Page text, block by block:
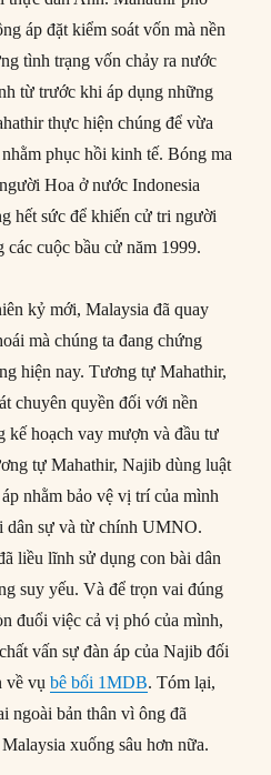
áp đặt kiểm soát vốn mà nền
tình trạng vốn chảy ra nước
từ trước khi áp dụng những
thực hiện chúng để vừa
phục hồi kinh tế. Bóng ma
Hoa ở nước Indonesia
hết sức để khiến cử tri người
cuộc bầu cử năm 1999.
kỷ mới, Malaysia đã quay
mà chúng ta đang chứng
hiện nay. Tương tự Mahathir,
chuyên quyền đối với nền
kế hoạch vay mượn và đầu tư
tự Mahathir, Najib dùng luật
nhằm bảo vệ vị trí của mình
dân sự và từ chính UMNO.
liều lĩnh sử dụng con bài dân
suy yếu. Và để trọn vai đúng
đuổi việc cả vị phó của mình,
vấn sự đàn áp của Najib đối
về vụbê bối 1MDB. Tóm lại,
ngoài bản thân vì ông đã
xuống sâu hơn nữa.